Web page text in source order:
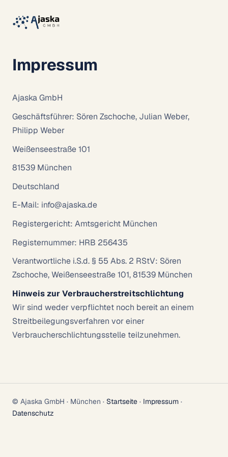
Impressum
Ajaska GmbH
Geschäftsführer: Sören Zschoche, Julian Weber,
Philipp Weber
Weißenseestraße 101
81539 München
Deutschland
E-Mail: info@ajaska.de
Registergericht: Amtsgericht München
Registernummer: HRB 256435
Verantwortliche i.S.d. § 55 Abs. 2 RStV: Sören
Zschoche, Weißenseestraße 101, 81539 München
Hinweis zur Verbraucherstreitschlichtung
Wir sind weder verpflichtet noch bereit an einem
Streitbeilegungsverfahren vor einer
Verbraucherschlichtungsstelle teilzunehmen.
© Ajaska GmbH · München · Startseite · Impressum ·
Datenschutz